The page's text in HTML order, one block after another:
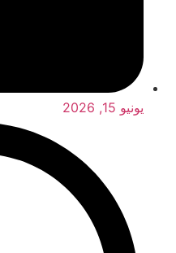
يونيو 15, 2026